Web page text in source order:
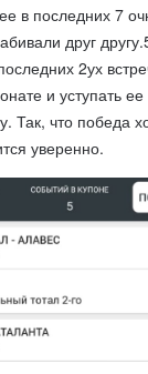
в последних 7
друг
2ух
и уступать
Так, что победа
уверенно.